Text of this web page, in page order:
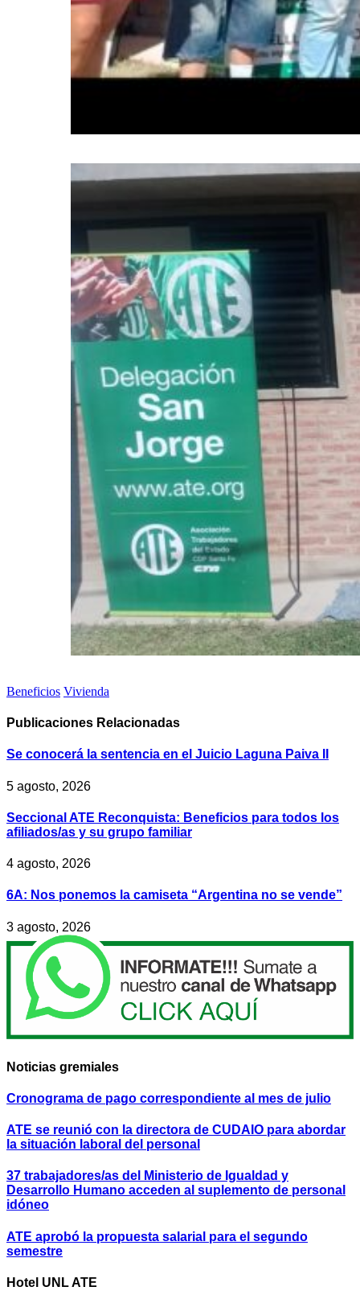
Beneficios Vivienda
Publicaciones Relacionadas
Se conocerá la sentencia en el Juicio Laguna Paiva II
5 agosto, 2026
Seccional ATE Reconquista: Beneficios para todos los
afiliados/as y su grupo familiar
4 agosto, 2026
6A: Nos ponemos la camiseta “Argentina no se vende”
3 agosto, 2026
Noticias gremiales
Cronograma de pago correspondiente al mes de julio
ATE se reunió con la directora de CUDAIO para abordar
la situación laboral del personal
37 trabajadores/as del Ministerio de Igualdad y
Desarrollo Humano acceden al suplemento de personal
idóneo
ATE aprobó la propuesta salarial para el segundo
semestre
Hotel UNL ATE